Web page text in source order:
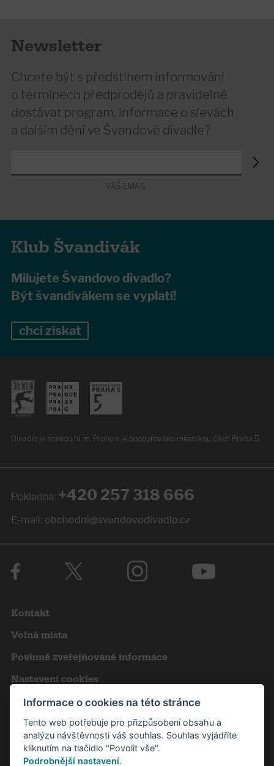
Newsletter
Chcete být s předstihem informováni
o termínech předprodejů a pravidelně
dostávat program, informace o slevách
a dalším dění ve Švandově divadle?
VÁŠ EMAIL
Klub Švandivák
Milujete Švandovo divadlo?
Být švandivákem se vyplatí!
chci získat
Divadlo je scénou hl. m. Prahy a je podporováno městskou částí Praha 5.
Pokladna: +420 257 318 666
E-mail: obchodni@svandovodivadlo.cz
Kontakt
Volná místa
Povinně zveřejňované informace
Nastavení cookies
Obchodní podmínky
Výroční zprávy
Pro novináře
Informace o cookies na této stránce
Tento web potřebuje pro přizpůsobení obsahu a
analýzu návštěvnosti váš souhlas. Souhlas vyjádříte
kliknutím na tlačidlo "Povolit vše".
Podrobnější nastavení.